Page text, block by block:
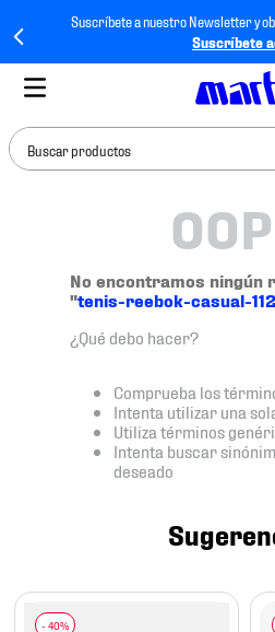
Suscríbete a nuestro Newsletter y
Suscríbete
Buscar productos
No encontramos ningún
"tenis-reebok-casual-
¿Qué debo hacer?
Comprueba los
Intenta utilizar una
Utiliza términos
Intenta buscar
deseado
tenis mujer
tenis hombre
tenis
tenis futbol
mochila
10. tenis nike